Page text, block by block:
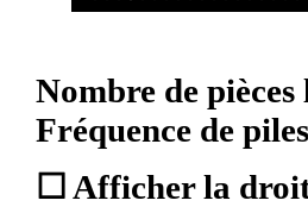
☐ Afficher la
Nombre de pièces
Fréquence de